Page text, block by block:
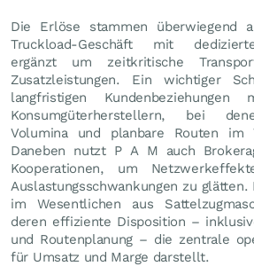
Die Erlöse stammen überwiegend
Truckload-Geschäft mit
ergänzt um zeitkritische
Zusatzleistungen. Ein wichtiger
langfristigen
Konsumgüterherstellern, bei
Volumina und planbare Routen im
Daneben nutzt P A M auch
Kooperationen, um
Auslastungsschwankungen zu
im Wesentlichen aus
deren effiziente Disposition –
und Routenplanung – die zentrale
für Umsatz und Marge darstellt.